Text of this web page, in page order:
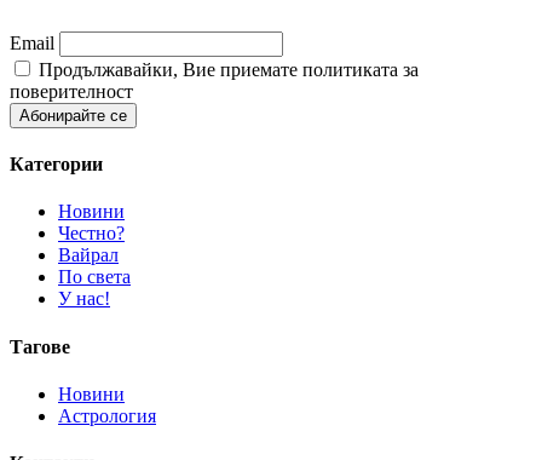
Email
Продължавайки, Вие приемате политиката за
поверителност
Категории
Новини
Честно?
Вайрал
По света
У нас!
Тагове
Новини
Астрология